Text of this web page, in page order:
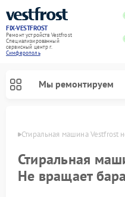
FIX-VESTFROST
Ремонт устройств Vestfrost
Специализированный
cервисный центр г.
Симферополь
Мы ремонтируем
Стиральная машина Vestfrost
Стиральная
Не вращает